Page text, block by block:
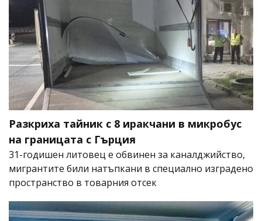
Разкриха тайник с 8 иракчани в микробус
на границата с Гърция
31-годишен литовец е обвинен за каналджийство,
мигрантите били натъпкани в специално изградено
пространство в товарния отсек